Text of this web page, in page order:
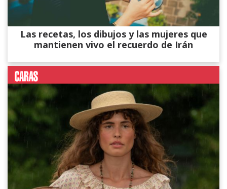
Las recetas, los dibujos y las mujeres que
mantienen vivo el recuerdo de Irán